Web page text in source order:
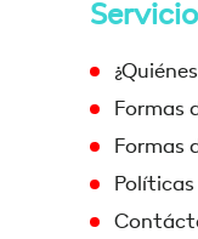
Formas
Formas